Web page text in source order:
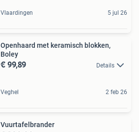
Vlaardingen 5 jul 26
Openhaard met keramisch blokken,
Boley
€ 99,89 Details
Veghel 2 feb 26
Vuurtafelbrander